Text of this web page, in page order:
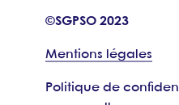
©SGPSO 2023
Mentions légales
Politique de